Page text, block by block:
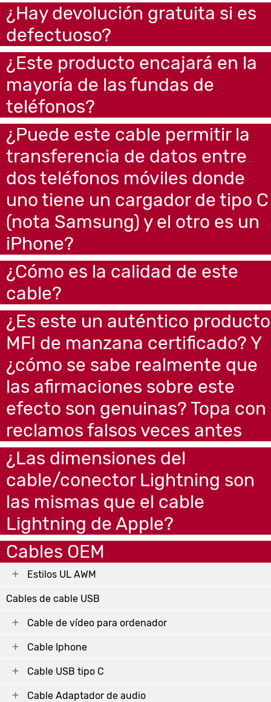
¿Hay devolución gratuita si es
defectuoso?
¿Este producto encajará en la
mayoría de las fundas de
teléfonos?
¿Puede este cable permitir la
transferencia de datos entre
dos teléfonos móviles donde
uno tiene un cargador de tipo C
(nota Samsung) y el otro es un
iPhone?
¿Cómo es la calidad de este
cable?
¿Es este un auténtico producto
MFI de manzana certificado? Y
¿cómo se sabe realmente que
las afirmaciones sobre este
efecto son genuinas? Topa con
reclamos falsos veces antes
¿Las dimensiones del
cable/conector Lightning son
las mismas que el cable
Lightning de Apple?
Cables OEM
Estilos UL AWM
Cables de cable USB
Cable de vídeo para ordenador
Cable Iphone
Cable USB tipo C
Cable Adaptador de audio